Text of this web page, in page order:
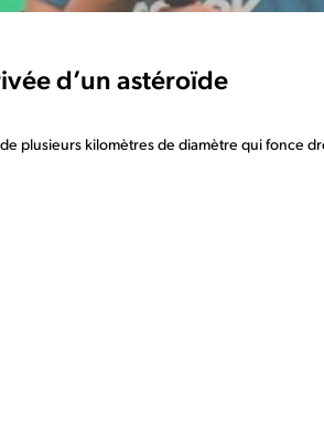
d’un astéroïde
plusieurs kilomètres de diamètre qui fonce